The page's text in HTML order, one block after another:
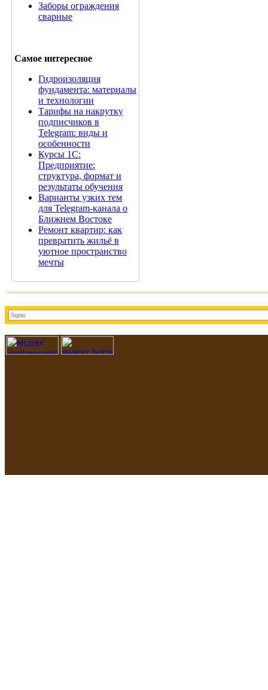
Заборы ограждения
сварные
Самое интересное
Гидроизоляция
фундамента: материалы
и технологии
Тарифы на накрутку
подписчиков в
Telegram: виды и
особенности
Курсы 1С:
Предприятие:
структура, формат и
результаты обучения
Варианты узких тем
для Telegram-канала о
Ближнем Востоке
Ремонт квартир: как
превратить жильё в
уютное пространство
мечты